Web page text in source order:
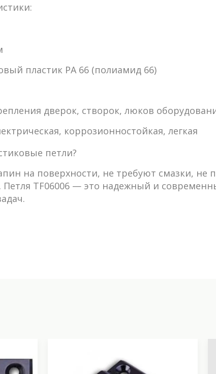
пластик PA 66 (полиамид 66)
дверок, створок, люков
коррозионностойкая, легкая
петли?
на поверхности, не требуют смазки, не
Петля TF06006 — это надежный и